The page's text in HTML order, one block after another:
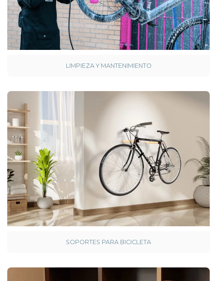
LIMPIEZA Y MANTENIMIENTO
SOPORTES PARA BICICLETA